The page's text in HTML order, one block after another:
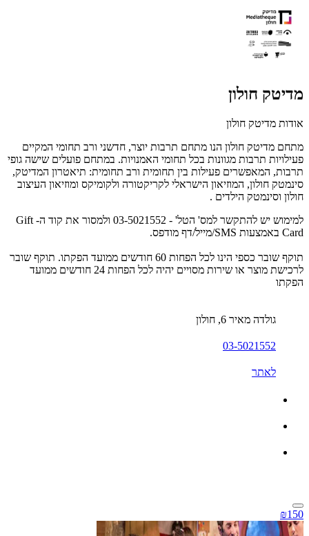
מדיטק חולון
אודות מדיטק חולון
מתחם מדיטק חולון הנו מתחם תרבות יוצר, חדשני ורב תחומי המקיים
פעילויות תרבות מגוונות בכל תחומי האמנויות. במתחם פועלים שישה גופי
תרבות, המאפשרים פעילות בין תחומית ורב תחומית: תיאטרון המדיטק,
סינמטק חולון, המוזיאון הישראלי לקריקטורה ולקומיקס ומוזיאון העיצוב
חולון וסינמטק הילדים .
למימוש יש להתקשר למס' הטל' - 03-5021552 ולמסור את קוד ה- Gift
Card באמצעות SMS/מייל/דף מודפס.
תוקף שובר כספי הינו לכל הפחות 60 חודשים ממועד הפקתו. תוקף שובר
לרכישת מוצר או שירות מסויים יהיה לכל הפחות 24 חודשים ממועד
הפקתו
גולדה מאיר 6, חולון
03-5021552
לאתר
₪150